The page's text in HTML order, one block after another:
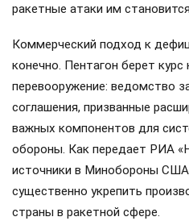
ракетные атаки им
Коммерческий подход к
конечно. Пентагон берет курс
перевооружение: ведомство
соглашения, призванные
важных компонентов для
обороны. Как передает РИА
источники в Минобороны
существенно укрепить
страны в ракетной сфере.